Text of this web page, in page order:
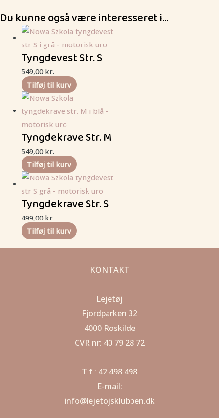
Du kunne også være interesseret i…
Tyngdevest Str. S
549,00 kr.
Tilføj til kurv
Tyngdekrave Str. M
549,00 kr.
Tilføj til kurv
Tyngdekrave Str. S
499,00 kr.
Tilføj til kurv
KONTAKT
Lejetøj
Fjordparken 32
4000 Roskilde
CVR nr: 40 79 28 72
Tlf.: 42 498 498
E-mail:
info@lejetojsklubben.dk